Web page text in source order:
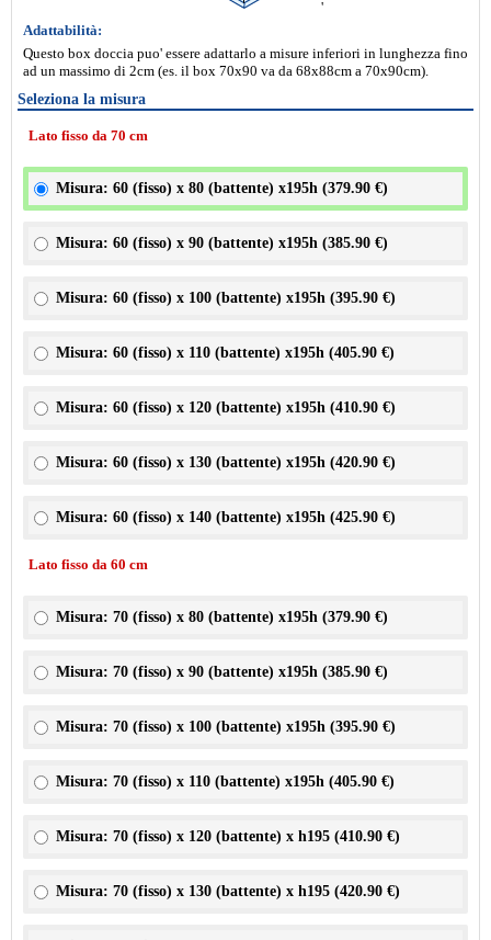
'
Adattabilità:
Questo box doccia puo' essere adattarlo a misure inferiori in lunghezza fino
ad un massimo di 2cm (es. il box 70x90 va da 68x88cm a 70x90cm).
Seleziona la misura
Lato fisso da 70 cm
Misura: 60 (fisso) x 80 (battente) x195h (379.90 €)
Misura: 60 (fisso) x 90 (battente) x195h (385.90 €)
Misura: 60 (fisso) x 100 (battente) x195h (395.90 €)
Misura: 60 (fisso) x 110 (battente) x195h (405.90 €)
Misura: 60 (fisso) x 120 (battente) x195h (410.90 €)
Misura: 60 (fisso) x 130 (battente) x195h (420.90 €)
Misura: 60 (fisso) x 140 (battente) x195h (425.90 €)
Lato fisso da 60 cm
Misura: 70 (fisso) x 80 (battente) x195h (379.90 €)
Misura: 70 (fisso) x 90 (battente) x195h (385.90 €)
Misura: 70 (fisso) x 100 (battente) x195h (395.90 €)
Misura: 70 (fisso) x 110 (battente) x195h (405.90 €)
Misura: 70 (fisso) x 120 (battente) x h195 (410.90 €)
Misura: 70 (fisso) x 130 (battente) x h195 (420.90 €)